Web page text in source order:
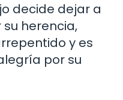
decide dejar a
herencia,
y es
por su